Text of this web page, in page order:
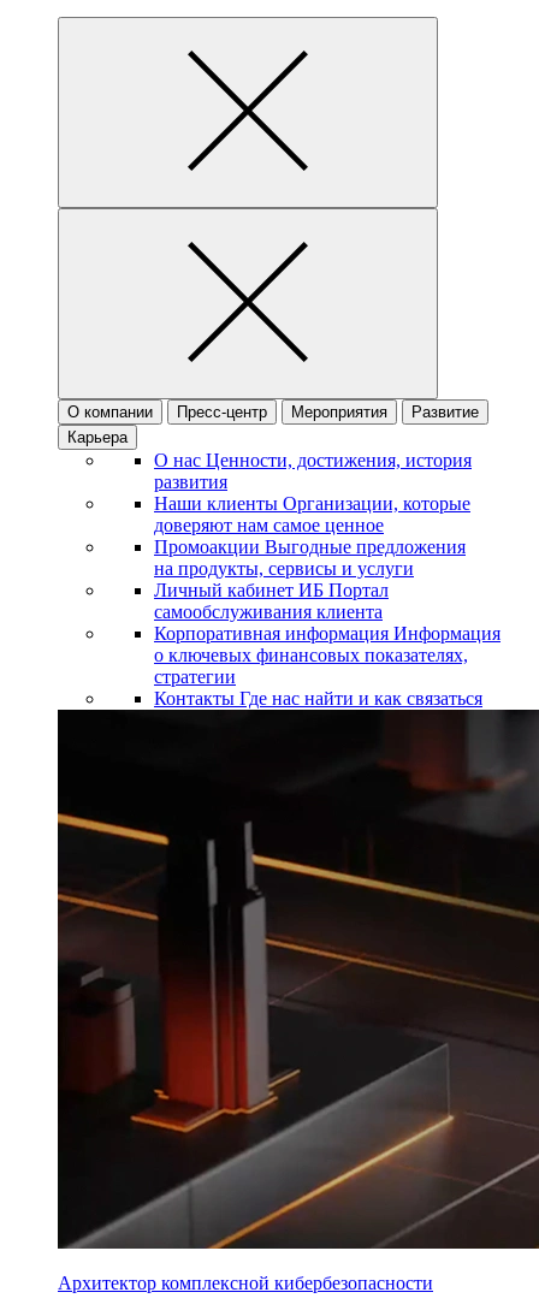
О компании Пресс-центр Мероприятия
Развитие
Карьера
О нас Ценности, достижения, история
развития
Наши клиенты Организации, которые
доверяют нам самое ценное
Промоакции Выгодные предложения
на продукты, сервисы и услуги
Личный кабинет ИБ Портал
самообслуживания клиента
Корпоративная информация Информация
о ключевых финансовых показателях,
стратегии
Контакты Где нас найти и как связаться
Архитектор комплексной кибербезопасности